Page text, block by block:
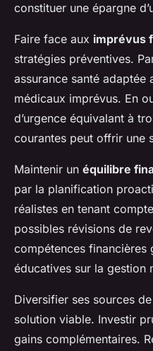
constituer une épargne
Faire face aux imprévus
stratégies préventives.
assurance santé
médicaux imprévus. En
d’urgence équivalant à
courantes peut offrir une
Maintenir un équilibre
par la planification
réalistes en tenant
possibles révisions de
compétences financières
éducatives sur la gestion
Diversifier ses sources
solution viable. Investir
gains complémentaires.